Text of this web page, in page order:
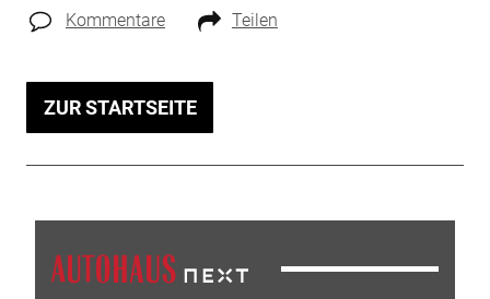
Kommentare Teilen
ZUR STARTSEITE